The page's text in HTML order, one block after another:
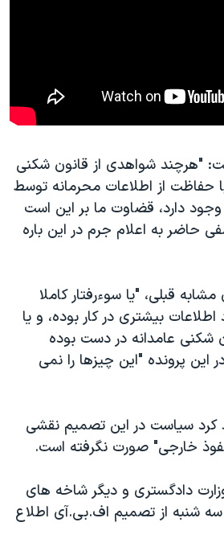
"هرچند شواهدی از قانون شکنی
حفاظت از اطلاعات محرمانه توسط
دارد، قضاوت ما بر این است
حاضر به اعلام جرم در این باره
قبلی، "یا سوءرفتار کاملا
بیشتری در کار بوده، و یا
شکنی عامدانه در دست بوده
پرونده "این چیزها را نمی
کرد سیاست در این تصمیم نقشی
خارجی" صورت نگرفته است.
دادگستری و دیگر شاخه های
سه شنبه از تصمیم اف.بی.آی اطلاع